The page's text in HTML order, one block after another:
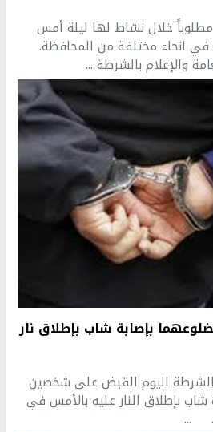
قبضت الشرطة على 13 مطلوباً خلال نشاط لها ليلة أمس
انحاء مختلفة من المحافظة.
والإعلام بالشرطة ...
بإصابة شاب بإطلاق نار
اليوم القبض على شخصين
بإطلاق النار عليه بالأمس في
. ...